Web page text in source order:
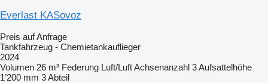
Everlast KASovoz
Preis auf Anfrage
Tankfahrzeug - Chemietankauflieger
2024
Volumen 26 m³ Federung Luft/LuftAchsenanzahl 3Aufsattelhöhe
1’200 mm 3 Abteil